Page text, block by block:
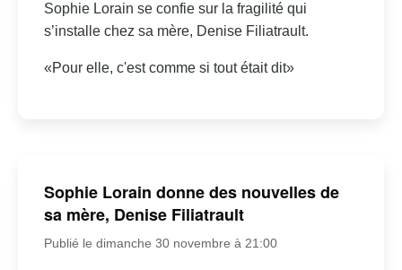
Sophie Lorain se confie sur la fragilité qui
s’installe chez sa mère, Denise Filiatrault.
«Pour elle, c'est comme si tout était dit»
Sophie Lorain donne des nouvelles de
sa mère, Denise Filiatrault
Publié le dimanche 30 novembre à 21:00